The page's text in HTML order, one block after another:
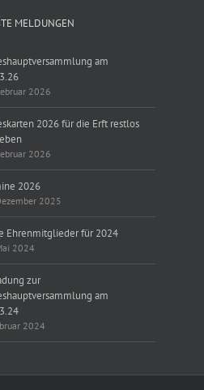
MELDUNGEN
am
2026
2026 für die Erft restlos
2026
2026
2025
Ehrenmitglieder für 2024
2024
zur
am
2024